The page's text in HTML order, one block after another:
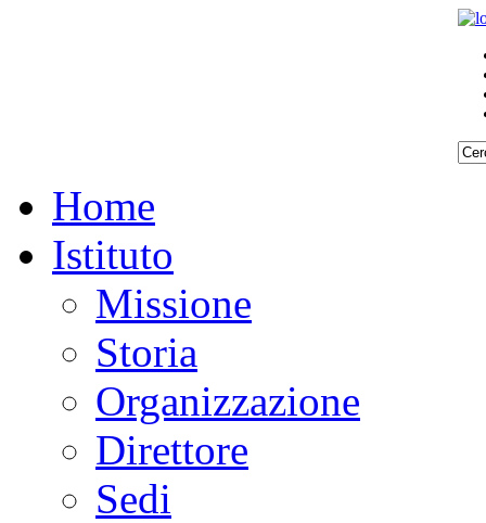
Home
Istituto
Missione
Storia
Organizzazione
Direttore
Sedi